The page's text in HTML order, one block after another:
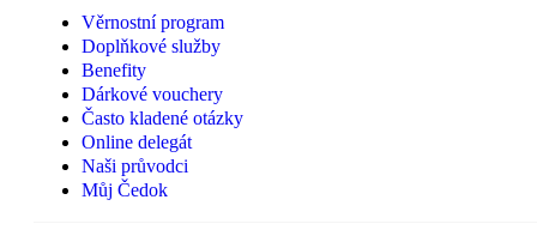
Věrnostní program
Doplňkové služby
Benefity
Dárkové vouchery
Často kladené otázky
Online delegát
Naši průvodci
Můj Čedok